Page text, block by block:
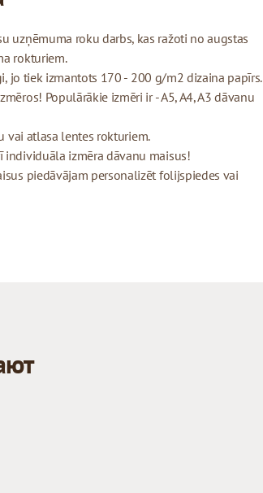
uzņēmuma roku darbs, kas ražoti no augstas
rokturiem.
jo tiek izmantots 170 - 200 g/m2 dizaina papīrs.
Populārākie izmēri ir - A5, A4, A3 dāvanu
vai atlasa lentes rokturiem.
individuāla izmēra dāvanu maisus!
piedāvājam personalizēt folijspiedes vai